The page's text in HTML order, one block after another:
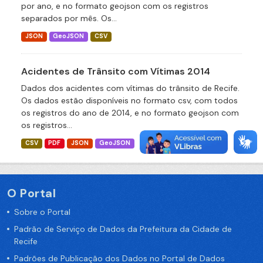
por ano, e no formato geojson com os registros
separados por mês. Os...
JSON GeoJSON CSV
Acidentes de Trânsito com Vítimas 2014
Dados dos acidentes com vítimas do trânsito de Recife.
Os dados estão disponíveis no formato csv, com todos
os registros do ano de 2014, e no formato geojson com
os registros...
CSV PDF JSON GeoJSON
O Portal
Sobre o Portal
Padrão de Serviço de Dados da Prefeitura da Cidade de
Recife
Padrões de Publicação dos Dados no Portal de Dados